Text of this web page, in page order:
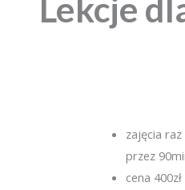
Lekcje
zajęcia
przez
cena